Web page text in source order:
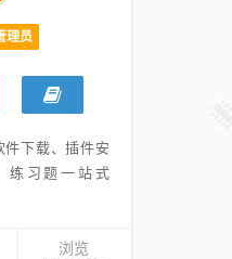
理员
件下载、插件安
练习题一站式
浏览